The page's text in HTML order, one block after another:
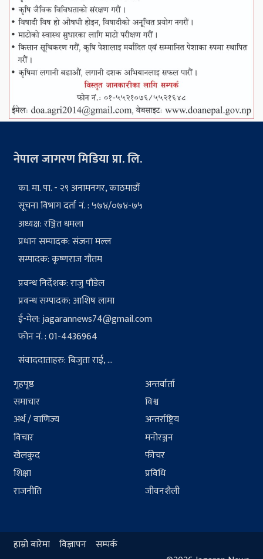
नेपाल जागरण मिडिया प्रा. लि.
का. मा. पा. - २९ अनामनगर, काठमाडौं
सूचना विभाग दर्ता नं. : ५७४/०७४-७५
अध्यक्ष: रञ्जित धमला
प्रधान सम्पादक: संजना मल्ल
सम्पादक: कृष्णराज गौतम
प्रवन्ध निर्देशक: राजु पौडेल
प्रवन्ध सम्पादक: आशिष लामा
ई-मेल:jagarannews74@gmail.com
फोन नं. : 01-4436964
संवाददाताहरु: बिजुता राई, ...
गृहपृष्ठ
समाचार
अर्थ / वाणिज्य
विचार
खेलकुद
शिक्षा
राजनीति
अन्तर्वार्ता
विश्व
अन्तर्राष्ट्रिय
मनोरञ्जन
फीचर
प्रविधि
जीवनशैली
हाम्रो बारेमा विज्ञापन सम्पर्क